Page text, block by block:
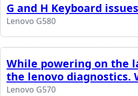
G and H Keyboard issues
Lenovo G580
While powering on the
the lenovo diagnostics.
Lenovo G570